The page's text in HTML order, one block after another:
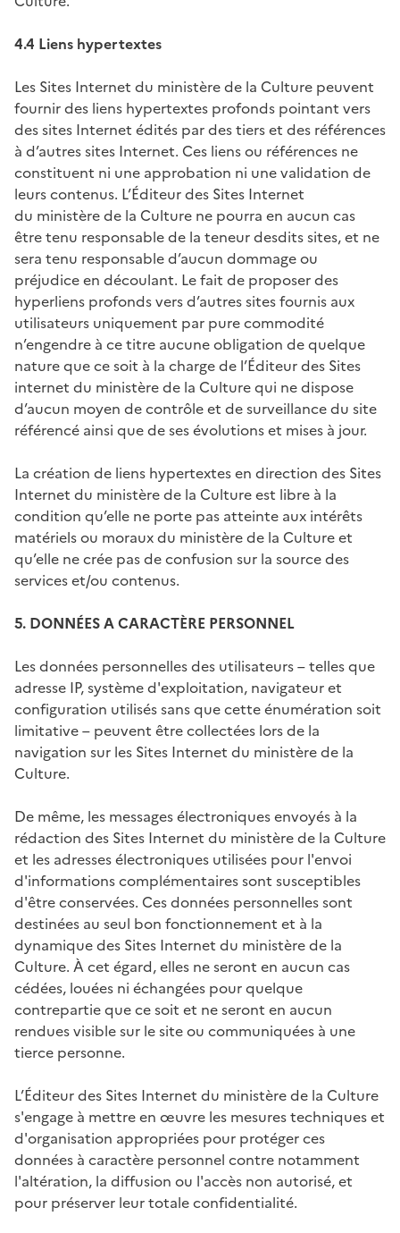
4.4 Liens hypertextes
Les Sites Internet du ministère de la Culture peuvent
fournir des liens hypertextes profonds pointant vers
des sites Internet édités par des tiers et des références
à d’autres sites Internet. Ces liens ou références ne
constituent ni une approbation ni une validation de
leurs contenus. L’Éditeur des Sites Internet
du ministère de la Culture ne pourra en aucun cas
être tenu responsable de la teneur desdits sites, et ne
sera tenu responsable d’aucun dommage ou
préjudice en découlant. Le fait de proposer des
hyperliens profonds vers d’autres sites fournis aux
utilisateurs uniquement par pure commodité
n’engendre à ce titre aucune obligation de quelque
nature que ce soit à la charge de l’Éditeur des Sites
internet du ministère de la Culture qui ne dispose
d’aucun moyen de contrôle et de surveillance du site
référencé ainsi que de ses évolutions et mises à jour.
La création de liens hypertextes en direction des Sites
Internet du ministère de la Culture est libre à la
condition qu’elle ne porte pas atteinte aux intérêts
matériels ou moraux du ministère de la Culture et
qu’elle ne crée pas de confusion sur la source des
services et/ou contenus.
5. DONNÉES A CARACTÈRE PERSONNEL
Les données personnelles des utilisateurs – telles que
adresse IP, système d'exploitation, navigateur et
configuration utilisés sans que cette énumération soit
limitative – peuvent être collectées lors de la
navigation sur les Sites Internet du ministère de la
Culture.
De même, les messages électroniques envoyés à la
rédaction des Sites Internet du ministère de la Culture
et les adresses électroniques utilisées pour l'envoi
d'informations complémentaires sont susceptibles
d'être conservées. Ces données personnelles sont
destinées au seul bon fonctionnement et à la
dynamique des Sites Internet du ministère de la
Culture. À cet égard, elles ne seront en aucun cas
cédées, louées ni échangées pour quelque
contrepartie que ce soit et ne seront en aucun
rendues visible sur le site ou communiquées à une
tierce personne.
L’Éditeur des Sites Internet du ministère de la Culture
s'engage à mettre en œuvre les mesures techniques et
d'organisation appropriées pour protéger ces
données à caractère personnel contre notamment
l'altération, la diffusion ou l'accès non autorisé, et
pour préserver leur totale confidentialité.